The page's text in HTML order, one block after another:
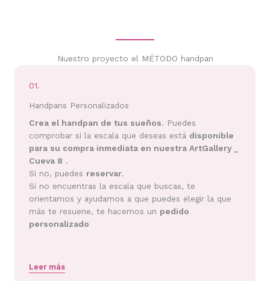
Nuestro proyecto el MÉTODO handpan
01.
Handpans Personalizados
Crea el handpan de tus sueños. Puedes
comprobar si la escala que deseas está disponible
para su compra inmediata en nuestra ArtGallery _
Cueva 8 .
Si no, puedes reservar.
Si no encuentras la escala que buscas, te
orientamos y ayudamos a que puedes elegir la que
más te resuene, te hacemos un pedido
personalizado
Leer más